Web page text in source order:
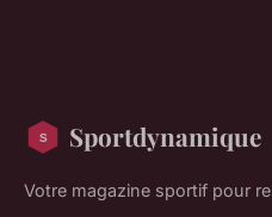
Sportdynamique
Votre magazine sportif pour